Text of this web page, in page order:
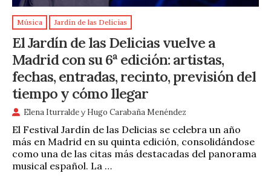
Música Jardín de las Delicias
El Jardín de las Delicias vuelve a
Madrid con su 6ª edición: artistas,
fechas, entradas, recinto, previsión del
tiempo y cómo llegar
Elena Iturraldey Hugo Carabaña Menéndez
El Festival Jardín de las Delicias se celebra un año
más en Madrid en su quinta edición, consolidándose
como una de las citas más destacadas del panorama
musical español. La …